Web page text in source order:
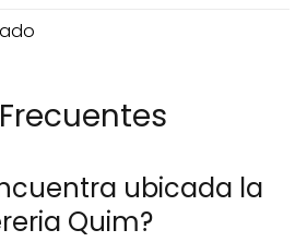
ubicada la
Quim?